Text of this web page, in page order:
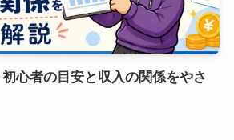
心者の目安と収入の関係をやさ